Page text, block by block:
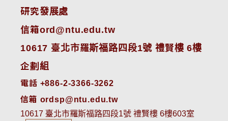
研究發展處
信箱ord@ntu.edu.tw
10617 臺北市羅斯福路四段1號 禮賢樓 6樓
企劃組
電話 +886-2-3366-3262
信箱 ordsp@ntu.edu.tw
10617 臺北市羅斯福路四段1號 禮賢樓 6樓603室